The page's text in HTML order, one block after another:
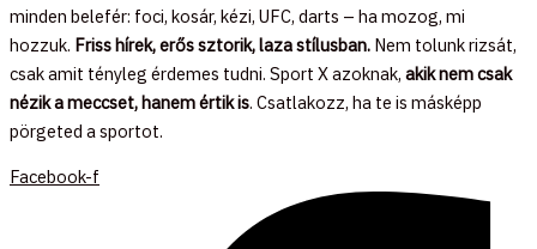
minden belefér: foci, kosár, kézi, UFC, darts – ha mozog, mi
hozzuk. Friss hírek, erős sztorik, laza stílusban. Nem tolunk rizsát,
csak amit tényleg érdemes tudni. Sport X azoknak, akik nem csak
nézik a meccset, hanem értik is. Csatlakozz, ha te is másképp
pörgeted a sportot.
Facebook-f